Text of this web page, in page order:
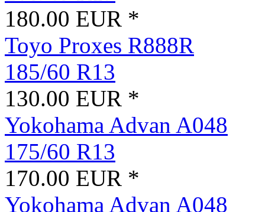
180.00 EUR *
Toyo Proxes R888R
185/60 R13
130.00 EUR *
Yokohama Advan A048
175/60 R13
170.00 EUR *
Yokohama Advan A048